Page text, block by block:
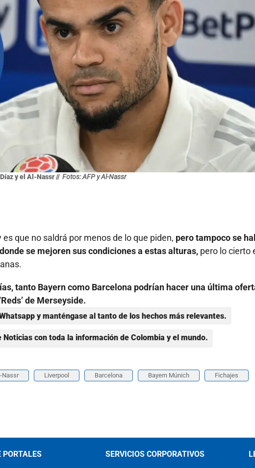
y el Al-Nassr // Fotos: AFP y Al-Nassr
que no saldrá por menos de lo que piden, pero tampoco se
se mejoren sus condiciones a estas alturas, pero lo cierto
tanto Bayern como Barcelona podrían hacer una última
de Merseyside.
y manténgase al tanto de los hechos más relevantes.
con toda la información de Colombia y el mundo.
Nassr Liverpool Barcelona Bayern Múnich Fichajes
PORTALES SERVICIOS CORPORATIVOS